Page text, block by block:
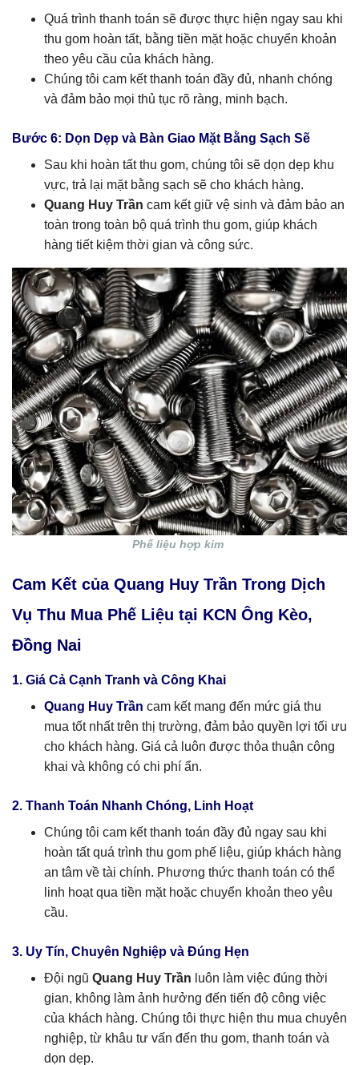
Quá trình thanh toán sẽ được thực hiện ngay sau khi
thu gom hoàn tất, bằng tiền mặt hoặc chuyển khoản
theo yêu cầu của khách hàng.
Chúng tôi cam kết thanh toán đầy đủ, nhanh chóng
và đảm bảo mọi thủ tục rõ ràng, minh bạch.
Bước 6: Dọn Dẹp và Bàn Giao Mặt Bằng Sạch Sẽ
Sau khi hoàn tất thu gom, chúng tôi sẽ dọn dẹp khu
vực, trả lại mặt bằng sạch sẽ cho khách hàng.
Quang Huy Trần cam kết giữ vệ sinh và đảm bảo an
toàn trong toàn bộ quá trình thu gom, giúp khách
hàng tiết kiệm thời gian và công sức.
Phế liệu hợp kim
Cam Kết của Quang Huy Trần Trong Dịch
Vụ Thu Mua Phế Liệu tại KCN Ông Kèo,
Đồng Nai
1. Giá Cả Cạnh Tranh và Công Khai
Quang Huy Trần cam kết mang đến mức giá thu
mua tốt nhất trên thị trường, đảm bảo quyền lợi tối ưu
cho khách hàng. Giá cả luôn được thỏa thuận công
khai và không có chi phí ẩn.
2. Thanh Toán Nhanh Chóng, Linh Hoạt
Chúng tôi cam kết thanh toán đầy đủ ngay sau khi
hoàn tất quá trình thu gom phế liệu, giúp khách hàng
an tâm về tài chính. Phương thức thanh toán có thể
linh hoạt qua tiền mặt hoặc chuyển khoản theo yêu
cầu.
3. Uy Tín, Chuyên Nghiệp và Đúng Hẹn
Đội ngũ Quang Huy Trần luôn làm việc đúng thời
gian, không làm ảnh hưởng đến tiến độ công việc
của khách hàng. Chúng tôi thực hiện thu mua chuyên
nghiệp, từ khâu tư vấn đến thu gom, thanh toán và
dọn dẹp.